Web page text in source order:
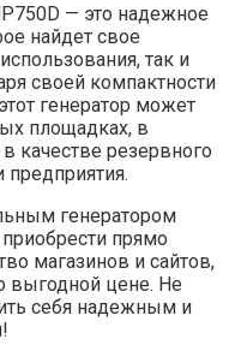
— это надежное
найдет свое
так и
своей компактности
генератор может
площадках, в
качестве резервного
предприятия.
генератором
прямо
магазинов и сайтов,
выгодной цене. Не
себя надежным и